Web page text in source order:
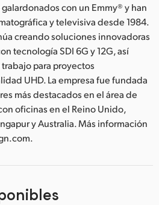
con un Emmy® y han
y televisiva desde 1984.
creando soluciones innovadoras
tecnología SDI 6G y 12G, así
para proyectos
UHD. La empresa fue fundada
más destacados en el área de
oficinas en el Reino Unido,
y Australia. Más información